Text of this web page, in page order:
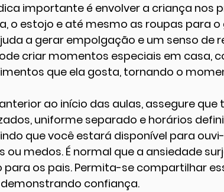
importante é envolver a criança nos
o estojo e até mesmo as roupas para
a gerar empolgação e um senso de
criar momentos especiais em casa,
que ela gosta, tornando o
ao início das aulas, assegure
uniforme separado e horários
que você estará disponível para
ou medos. É normal que a ansiedade
para os pais. Permita-se compartilhar
confiança.